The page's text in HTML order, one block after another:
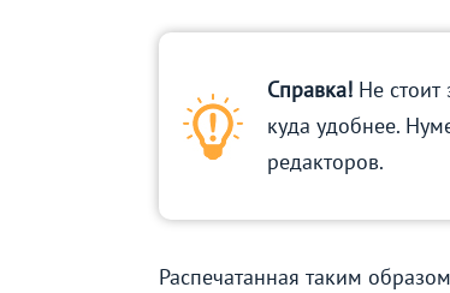
Справка! Не стоит
куда удобнее.
редакторов.
Распечатанная таким